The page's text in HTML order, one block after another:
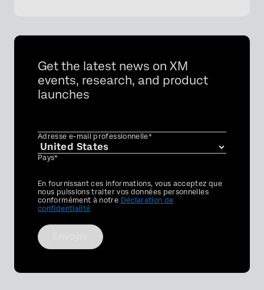
Get the latest news on XM
events, research, and product
launches
Adresse e-mail professionnelle*
Pays*
Privacy
Optin
En fournissant ces informations, vous acceptez que
nous puissions traiter vos données personnelles
conformément à notre Déclaration de
confidentialité